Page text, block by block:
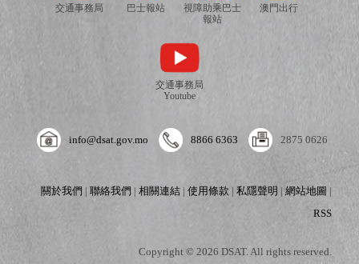
交通事務局 巴士報站
視障助乘巴士
報站
澳門出行
交通事務局
Youtube
info@dsat.gov.mo 8866 6363 2875 0626
關於我們 |聯絡我們 |相關連結 |使用條款 |私隱聲明 |網站地圖 |
RSS
Copyright © 2026 DSAT. All rights reserved.